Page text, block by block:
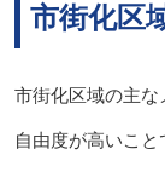
市街化区
市街化区域の主
自由度が高いこと